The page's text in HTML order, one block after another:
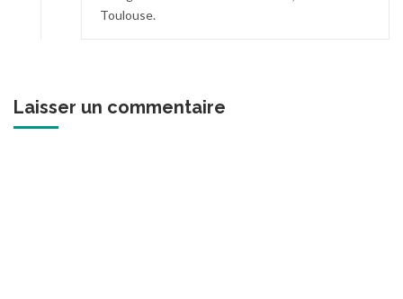
Toulouse.
Laisser un commentaire